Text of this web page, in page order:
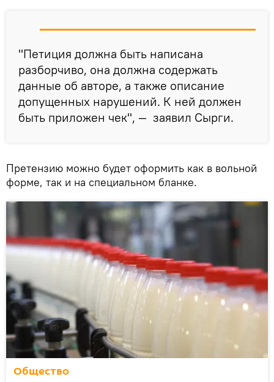
"Петиция должна быть написана
разборчиво, она должна содержать
данные об авторе, а также описание
допущенных нарушений. К ней должен
быть приложен чек", — заявил Сырги.
Претензию можно будет оформить как в вольной
форме, так и на специальном бланке.
Общество